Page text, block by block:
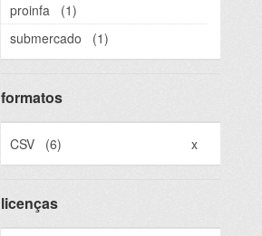
proinfa
(1)
submercado
(1)
formatos
CSV (6) x
licenças